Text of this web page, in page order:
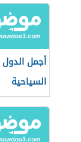
أجمل الدول
السياحية